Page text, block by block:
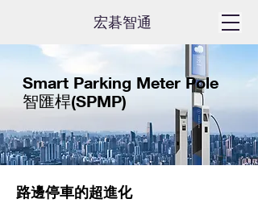
​宏碁智通
Smart Parking Meter Pole
智匯桿(SPMP)
路邊停車的超進化